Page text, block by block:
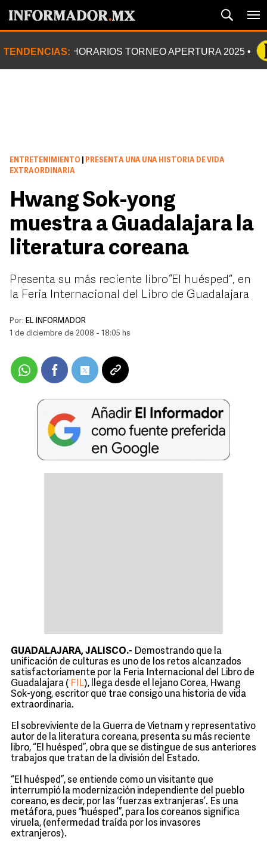
TENDENCIAS: HORARIOS TORNEO APERTURA 2025
ENTRETENIMIENTO
PRESENTA UNA UNA HISTORIA DE VIDA
EXTRAORDINARIA
Hwang Sok-yong
muestra a Guadalajara la
literatura coreana
Presenta su más reciente libro “El huésped”, en
la Feria Internacional del Libro de Guadalajara
Por: EL INFORMADOR
1 de diciembre de 2008 - 18:05 hs
GUADALAJARA, JALISCO.- Demostrando que la
unificación de culturas es uno de los retos alcanzados
satisfactoriamente por la Feria Internacional del Libro de
Guadalajara ( FIL), llega desde el lejano Corea, Hwang
Sok-yong, escritor que trae consigo una historia de vida
extraordinaria.
El sobreviviente de la Guerra de Vietnam y representativo
autor de la literatura coreana, presenta su más reciente
libro, “El huésped”, obra que se distingue de sus anteriores
trabajos que tratan de la división del Estado.
“El huésped”, se entiende como un visitante que
interrumpió la modernización independiente del pueblo
coreano, es decir, por las ‘fuerzas extranjeras’. Es una
metáfora, pues “huésped”, para los coreanos significa
viruela, (enfermedad traída por los invasores
extranjeros).